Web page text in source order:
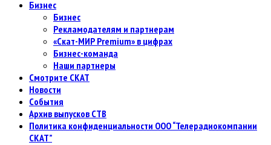
Бизнес
Бизнес
Рекламодателям и партнерам
«Скат-МИР Premium» в цифрах
Бизнес-команда
Наши партнеры
Смотрите СКАТ
Новости
События
Архив выпусков СТВ
Политика конфиденциальности ООО “Телерадиокомпании
СКАТ”